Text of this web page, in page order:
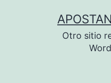
Otro sitio